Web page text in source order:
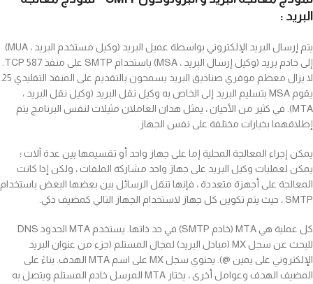
البريد :
يتم إرسال البريد الإلكتروني بواسطة عميل البريد (وكيل مستخدم البريد ، MUA)
إلى خادم بريد (وكيل إرسال البريد ، MSA) باستخدام SMTP على منفذ TCP 587.
لا يزال معظم موفري صناديق البريد يسمحون بالتقديم على المنفذ التقليدي 25.
يقوم MSA بتسليم البريد إلى الخاص به وكيل نقل البريد (وكيل نقل البريد ،
MTA). في كثير من الأحيان ، يمثل هذان العاملان مثيلات لنفس البرنامج يتم
إطلاقهما بخيارات مختلفة على نفس الجهاز.
يمكن إجراء المعالجة المحلية إما على جهاز واحد أو تقسيمها بين عدة آلات ؛
يمكن لعمليات وكيل البريد على جهاز واحد مشاركة الملفات ، ولكن إذا كانت
المعالجة على أجهزة متعددة ، فإنها تنقل الرسائل بين بعضها البعض باستخدام
SMTP ، حيث يتم تكوين كل جهاز لاستخدام الجهاز التالي كمضيف ذكي.
كل عملية هي MTA (خادم SMTP) في حد ذاتها. يستخدم MTA الحدود DNS
للبحث عن سجل MX (مبادل البريد) لمجال المستلم (جزء من عنوان البريد
الإلكتروني على يمين @). يحتوي سجل MX على اسم MTA الهدف. بناءً على
المضيف الهدف وعوامل أخرى ، يختار MTA المرسل خادم المستلم ويتصل به